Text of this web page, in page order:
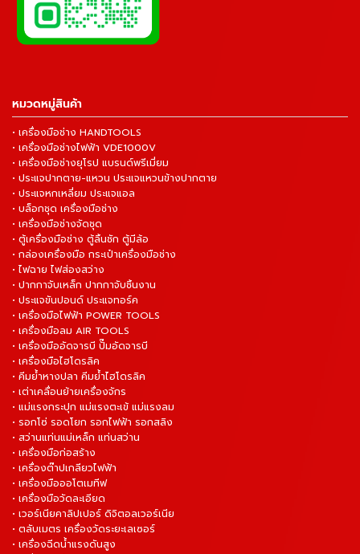
หมวดหมู่สินค้า
• เครื่องมือช่าง HANDTOOLS
• เครื่องมือช่างไฟฟ้า VDE1000V
• เครื่องมือช่างยุโรป แบรนด์พรีเมี่ยม
• ประแจปากตาย-แหวน ประแจแหวนข้างปากตาย
• ประแจหกเหลี่ยม ประแจแอล
• บล็อกชุด เครื่องมือช่าง
• เครื่องมือช่างจัดชุด
• ตู้เครื่องมือช่าง ตู้ลิ้นชัก ตู้มีล้อ
• กล่องเครื่องมือ กระเป๋าเครื่องมือช่าง
• ไฟฉาย ไฟส่องสว่าง
• ปากกาจับเหล็ก ปากกาจับชิ้นงาน
• ประแจขันปอนด์ ประแจทอร์ค
• เครื่องมือไฟฟ้า POWER TOOLS
• เครื่องมือลม AIR TOOLS
• เครื่องมืออัดจารบี ปั๊มอัดจารบี
• เครื่องมือไฮโดรลิค
• คีมย้ำหางปลา คีมย้ำไฮโดรลิค
• เต่าเคลื่อนย้ายเครื่องจักร
• แม่แรงกระปุก แม่แรงตะเข้ แม่แรงลม
• รอกโซ่ รอดโยก รอกไฟฟ้า รอกสลิง
• สว่านแท่นแม่เหล็ก แท่นสว่าน
• เครื่องมือก่อสร้าง
• เครื่องต๊าปเกลียวไฟฟ้า
• เครื่องมือออโตเมทีฟ
• เครื่องมือวัดละเอียด
• เวอร์เนียคาลิปเปอร์ ดิจิตอลเวอร์เนีย
• ตลับเมตร เครื่องวัดระยะเลเซอร์
• เครื่องฉีดน้ำแรงดันสูง